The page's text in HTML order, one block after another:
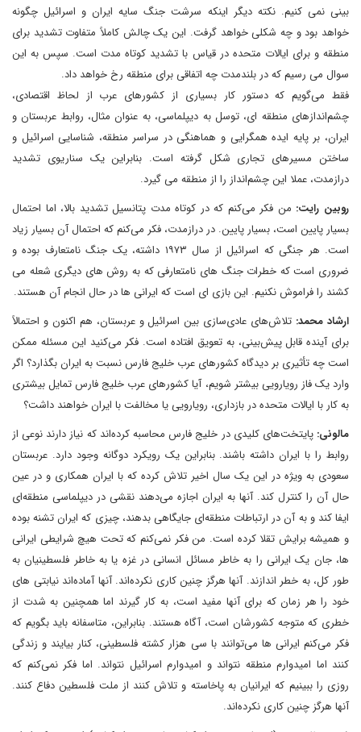
بینی نمی کنیم. نکته دیگر اینکه سرشت جنگ سایه ایران و اسرائیل چگونه
خواهد بود و چه شکلی خواهد گرفت. این یک چالش کاملاً متفاوت تشدید برای
منطقه و برای ایالات متحده در قیاس با تشدید کوتاه مدت است. سپس به این
سوال می رسیم که در بلندمدت چه اتفاقی برای منطقه رخ خواهد داد.
فقط می‌گویم که دستور کار بسیاری از کشورهای عرب از لحاظ اقتصادی،
چشم‌اندازهای منطقه ای، توسل به دیپلماسی، به عنوان مثال، روابط عربستان و
ایران، بر پایه ایده‌ همگرایی و هماهنگی در سراسر منطقه، شناسایی اسرائیل و
ساختن مسیرهای تجاری شکل گرفته است. بنابراین یک سناریوی تشدید
درازمدت، عملا این چشم‌انداز را از منطقه می گیرد.
روبین رایت: من فکر می‌کنم که در کوتاه مدت پتانسیل تشدید بالا، اما احتمال
بسیار پایین است، بسیار پایین. در درازمدت، فکر می‌کنم که احتمال آن بسیار زیاد
است. هر جنگی که اسرائیل از سال ۱۹۷۳ داشته، یک جنگ نامتعارف بوده و
ضروری است که خطرات جنگ های نامتعارفی که به روش های دیگری شعله می
کشند را فراموش نکنیم. این بازی ای است که ایرانی ها در حال انجام آن هستند.
ارشاد محمد: تلاش‌های عادی‌سازی بین اسرائیل و عربستان، هم اکنون و احتمالاً
برای آینده قابل پیش‌بینی، به تعویق افتاده است. فکر می‌کنید این مسئله ممکن
است چه تأثیری بر دیدگاه کشورهای عرب خلیج فارس نسبت به ایران بگذارد؟ اگر
وارد یک فاز رویارویی بیشتر ‌شویم، آیا کشورهای عرب خلیج فارس تمایل بیشتری
به کار با ایالات متحده در بازداری، رویارویی یا مخالفت با ایران خواهند داشت؟
مالونی: پایتخت‌های کلیدی در خلیج فارس محاسبه کرده‌اند که نیاز دارند نوعی از
روابط را با ایران داشته باشند. بنابراین یک رویکرد دوگانه وجود دارد. عربستان
سعودی به ویژه در این یک سال اخیر تلاش کرده که با ایران همکاری و در عین
حال آن را کنترل کند. آنها به ایران اجازه می‌دهند نقشی در دیپلماسی منطقه‌ای
ایفا کند و به آن در ارتباطات منطقه‌ای جایگاهی بدهند، چیزی که ایران تشنه بوده
و همیشه برایش تقلا کرده است. من فکر نمی‌کنم که تحت هیچ شرایطی ایرانی
ها، جان یک ایرانی را به خاطر مسائل انسانی در غزه یا به خاطر فلسطینیان به
طور کل، به خطر اندازند. آنها هرگز چنین کاری نکرده‌اند. آنها آماده‌اند نیابتی های
خود را هر زمان که برای آنها مفید است، به کار گیرند اما همچنین به شدت از
خطری که متوجه کشورشان است، آگاه هستند. بنابراین، متاسفانه باید بگویم که
فکر می‌کنم ایرانی ها می‌توانند با سی هزار کشته فلسطینی، کنار بیایند و زندگی
کنند اما امیدوارم منطقه نتواند و امیدوارم اسرائیل نتواند. اما فکر نمی‌کنم که
روزی را ببینیم که ایرانیان به پاخاسته و تلاش کنند از ملت فلسطین دفاع کنند.
آنها هرگز چنین کاری نکرده‌اند.